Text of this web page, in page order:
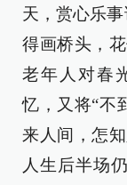
天，赏心乐
得画桥头，
老年人对春
忆，又将“不
来人间，怎
人生后半场